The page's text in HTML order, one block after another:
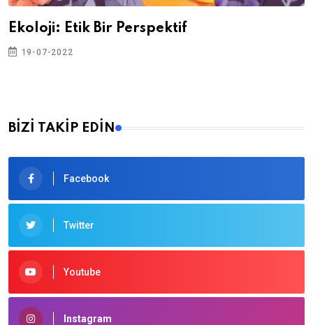
Ekoloji: Etik Bir Perspektif
19-07-2022
BİZİ TAKİP EDİN
Facebook
Twitter
Youtube
Instagram